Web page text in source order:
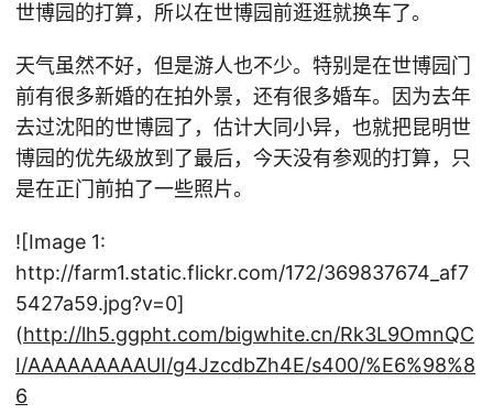
世博园的打算，所以在世博园前逛逛就换车了。
天气虽然不好，但是游人也不少。特别是在世博园门
前有很多新婚的在拍外景，还有很多婚车。因为去年
去过沈阳的世博园了，估计大同小异，也就把昆明世
博园的优先级放到了最后，今天没有参观的打算，只
是在正门前拍了一些照片。
![Image 1:
http://farm1.static.flickr.com/172/369837674_af7
5427a59.jpg?v=0]
(http://lh5.ggpht.com/bigwhite.cn/Rk3L9OmnQC
I/AAAAAAAAAUI/g4JzcdbZh4E/s400/%E6%98%8
6